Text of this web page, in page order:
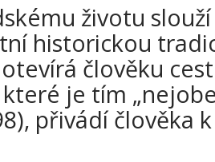
životu
historickou
člověku
je tím
přivádí člověka